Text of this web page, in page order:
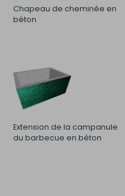
Chapeau de cheminée en
béton
Extension de la campanule
du barbecue en béton